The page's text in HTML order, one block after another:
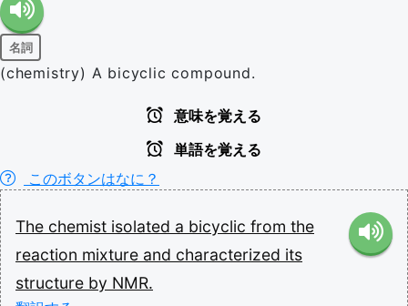
名詞
(chemistry) A bicyclic compound.
意味を覚える
単語を覚える
このボタンはなに？
The chemist isolated a bicyclic from the
reaction mixture and characterized its
structure by NMR.